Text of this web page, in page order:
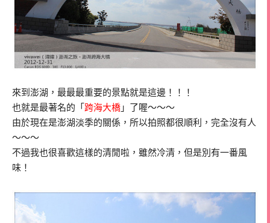
來到澎湖，最最最重要的景點就是這邊！！！
也就是最著名的「 跨海大橋 」了喔～～～
由於現在是澎湖淡季的關係，所以拍照都很順利，完全沒有人
～～～
不過我也很喜歡這樣的清閒啦，雖然冷清，但是別有一番風
味！